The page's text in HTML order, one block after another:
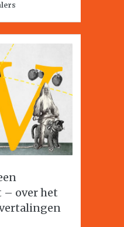
– over het